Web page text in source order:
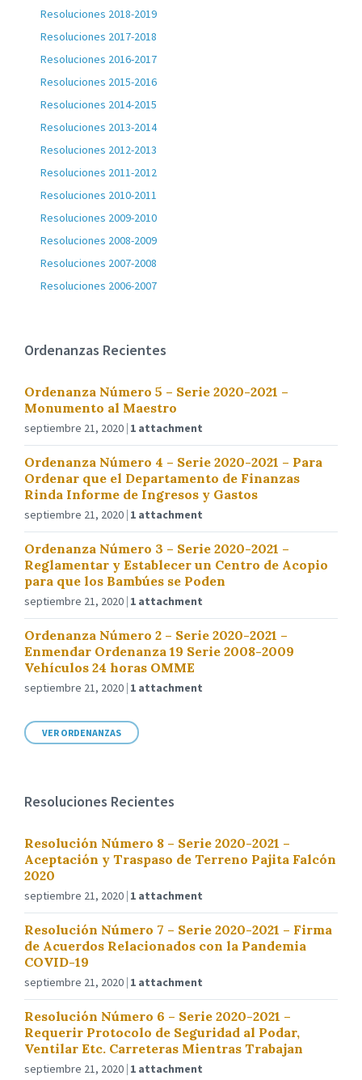
Resoluciones 2018-2019
Resoluciones 2017-2018
Resoluciones 2016-2017
Resoluciones 2015-2016
Resoluciones 2014-2015
Resoluciones 2013-2014
Resoluciones 2012-2013
Resoluciones 2011-2012
Resoluciones 2010-2011
Resoluciones 2009-2010
Resoluciones 2008-2009
Resoluciones 2007-2008
Resoluciones 2006-2007
Ordenanzas Recientes
Ordenanza Número 5 – Serie 2020-2021 –
Monumento al Maestro
septiembre 21, 2020 1 attachment
Ordenanza Número 4 – Serie 2020-2021 – Para
Ordenar que el Departamento de Finanzas
Rinda Informe de Ingresos y Gastos
septiembre 21, 2020 1 attachment
Ordenanza Número 3 – Serie 2020-2021 –
Reglamentar y Establecer un Centro de Acopio
para que los Bambúes se Poden
septiembre 21, 2020 1 attachment
Ordenanza Número 2 – Serie 2020-2021 –
Enmendar Ordenanza 19 Serie 2008-2009
Vehículos 24 horas OMME
septiembre 21, 2020 1 attachment
VER ORDENANZAS
Resoluciones Recientes
Resolución Número 8 – Serie 2020-2021 –
Aceptación y Traspaso de Terreno Pajita Falcón
2020
septiembre 21, 2020 1 attachment
Resolución Número 7 – Serie 2020-2021 – Firma
de Acuerdos Relacionados con la Pandemia
COVID-19
septiembre 21, 2020 1 attachment
Resolución Número 6 – Serie 2020-2021 –
Requerir Protocolo de Seguridad al Podar,
Ventilar Etc. Carreteras Mientras Trabajan
septiembre 21, 2020 1 attachment